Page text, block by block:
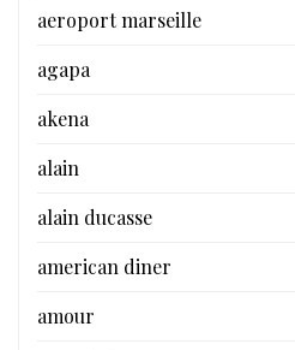
aeroport marseille
agapa
akena
alain
alain ducasse
american diner
amour